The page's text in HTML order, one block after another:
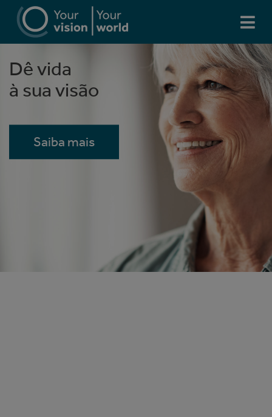
Dê vida
à sua visão
Saiba mais
Dê vida
à sua visão
Saiba mais